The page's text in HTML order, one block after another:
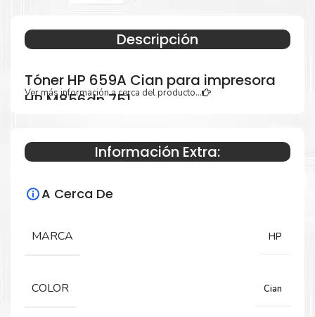
Descripción
Tóner HP 659A Cian para impresora
HP M856dn 751
Especificaciones Técnicas
Para impresoras:
M856dn, M751dn, M776z, M776zs, M776dn.
Ver más información a cerca del producto...
Información Extra:
A Cerca De
MARCA HP
COLOR Cian